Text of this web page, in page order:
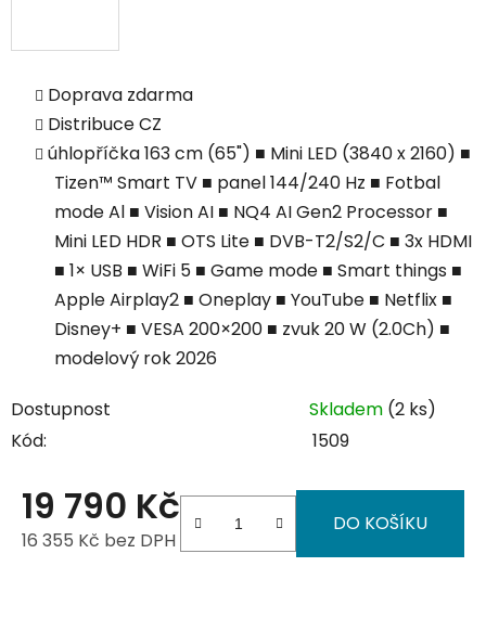
Doprava zdarma
Distribuce CZ
úhlopříčka 163 cm (65") ■ Mini LED (3840 x 2160) ■
Tizen™ Smart TV ■ panel 144/240 Hz ■ Fotbal
mode Al ■ Vision AI ■ NQ4 AI Gen2 Processor ■
Mini LED HDR ■ OTS Lite ■ DVB-T2/S2/C ■ 3x HDMI
■ 1× USB ■ WiFi 5 ■ Game mode ■ Smart things ■
Apple Airplay2 ■ Oneplay ■ YouTube ■ Netflix ■
Disney+ ■ VESA 200×200 ■ zvuk 20 W (2.0Ch) ■
modelový rok 2026
Dostupnost Skladem (2 ks)
Kód:
1509
19 790 Kč
16 355 Kč bez DPH
DO KOŠÍKU